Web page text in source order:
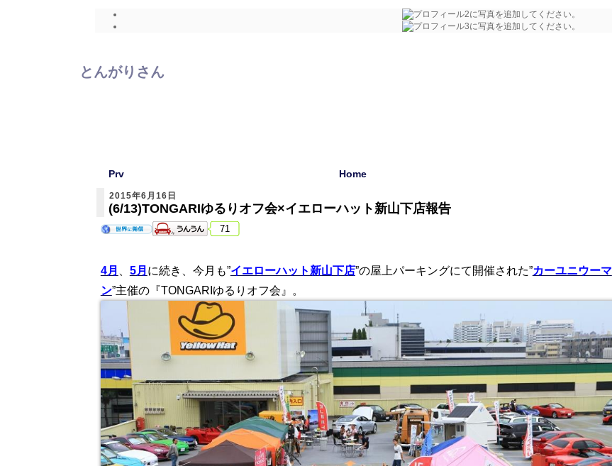
とんがりさん
Prv Home
2015年6月16日
(6/13)TONGARIゆるりオフ会×イエローハット新山下店報告
71
4月 5月 に続き、今月も”イエローハット新山下店”の屋上パーキングにて開催された”カーユニウーマ
ン”主催の『TONGARIゆるりオフ会』。